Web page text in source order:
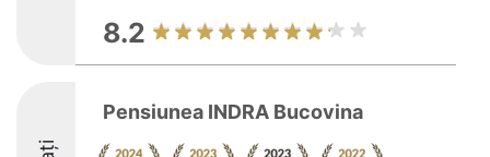
8.2
Pensiunea INDRA Bucovina